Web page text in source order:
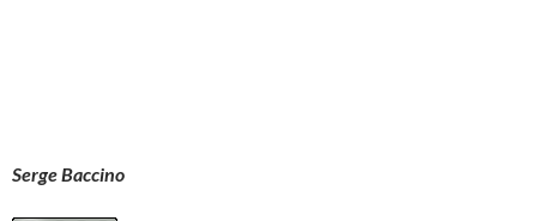
Serge Baccino